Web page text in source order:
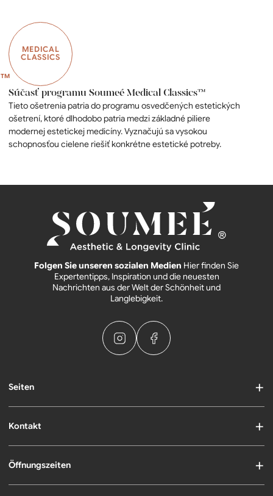
MEDICAL
CLASSICS
Súčasť programu Soumeé Medical Classics™
Tieto ošetrenia patria do programu osvedčených estetických
ošetrení, ktoré dlhodobo patria medzi základné piliere
modernej estetickej medicíny. Vyznačujú sa vysokou
schopnosťou cielene riešiť konkrétne estetické potreby.
Folgen Sie unseren sozialen Medien Hier finden Sie
Expertentipps, Inspiration und die neuesten
Nachrichten aus der Welt der Schönheit und
Langlebigkeit.
Seiten
Kontakt
Öffnungszeiten